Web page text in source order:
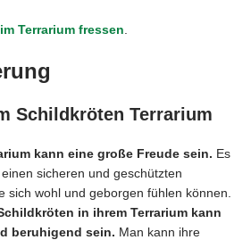
Terrarium fressen
Schildkröten Terrarium
kann eine große Freude sein. Es
sicheren und geschützten
sich wohl und geborgen fühlen können.
in ihrem Terrarium kann
beruhigend sein. Man kann ihre